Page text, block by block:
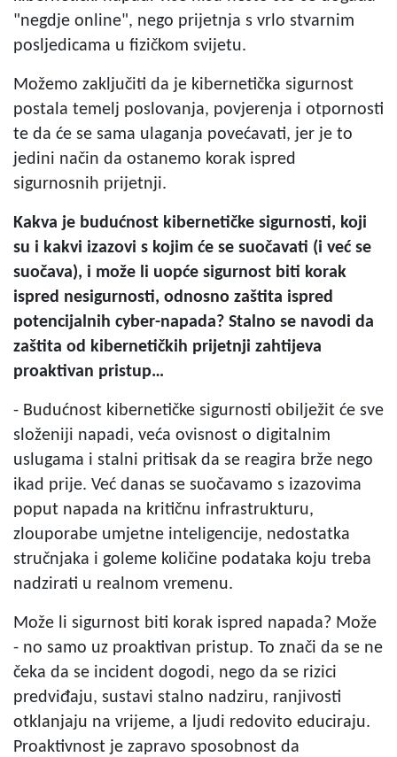
"negdje online", nego prijetnja s vrlo stvarnim
posljedicama u fizičkom svijetu.
Možemo zaključiti da je kibernetička sigurnost
postala temelj poslovanja, povjerenja i otpornosti
te da će se sama ulaganja povećavati, jer je to
jedini način da ostanemo korak ispred
sigurnosnih prijetnji.
Kakva je budućnost kibernetičke sigurnosti, koji
su i kakvi izazovi s kojim će se suočavati (i već se
suočava), i može li uopće sigurnost biti korak
ispred nesigurnosti, odnosno zaštita ispred
potencijalnih cyber-napada? Stalno se navodi da
zaštita od kibernetičkih prijetnji zahtijeva
proaktivan pristup…
- Budućnost kibernetičke sigurnosti obilježit će sve
složeniji napadi, veća ovisnost o digitalnim
uslugama i stalni pritisak da se reagira brže nego
ikad prije. Već danas se suočavamo s izazovima
poput napada na kritičnu infrastrukturu,
zlouporabe umjetne inteligencije, nedostatka
stručnjaka i goleme količine podataka koju treba
nadzirati u realnom vremenu.
Može li sigurnost biti korak ispred napada? Može
- no samo uz proaktivan pristup. To znači da se ne
čeka da se incident dogodi, nego da se rizici
predviđaju, sustavi stalno nadziru, ranjivosti
otklanjaju na vrijeme, a ljudi redovito educiraju.
Proaktivnost je zapravo sposobnost da